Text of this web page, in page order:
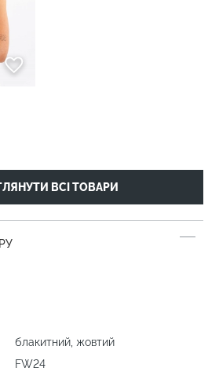
ВСІ ТОВАРИ
блакитний, жовтий
FW24